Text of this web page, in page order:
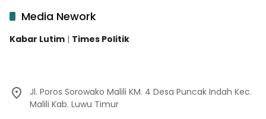
Media Nework
Kabar Lutim | Times Politik
Jl. Poros Sorowako Malili KM. 4 Desa Puncak Indah Kec.
Malili Kab. Luwu Timur